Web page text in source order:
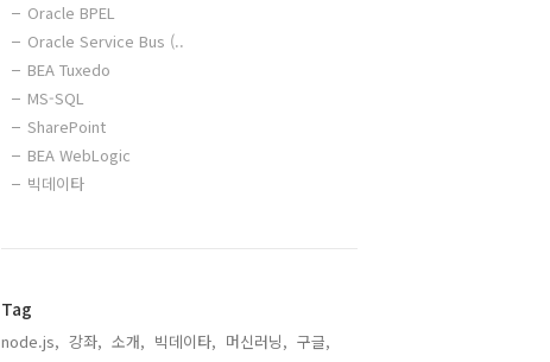
Oracle BPEL
Oracle Service Bus (..
BEA Tuxedo
MS-SQL
SharePoint
BEA WebLogic
빅데이타
Tag
node.js, 강좌, 소개, 빅데이타, 머신러닝, 구글,